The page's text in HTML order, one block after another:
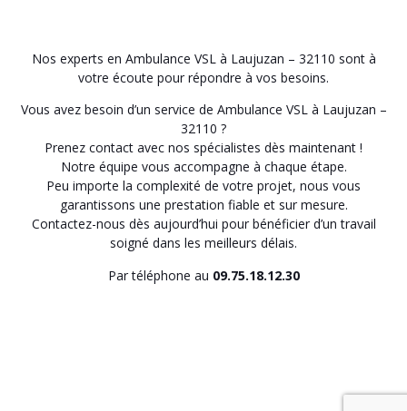
Nos experts en Ambulance VSL à Laujuzan – 32110 sont à
votre écoute pour répondre à vos besoins.
Vous avez besoin d’un service de Ambulance VSL à Laujuzan –
32110 ?
Prenez contact avec nos spécialistes dès maintenant !
Notre équipe vous accompagne à chaque étape.
Peu importe la complexité de votre projet, nous vous
garantissons une prestation fiable et sur mesure.
Contactez-nous dès aujourd’hui pour bénéficier d’un travail
soigné dans les meilleurs délais.
Par téléphone au 09.75.18.12.30